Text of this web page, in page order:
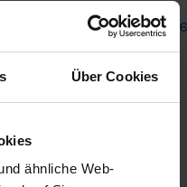
Über Cookies
ähnliche Web-
from